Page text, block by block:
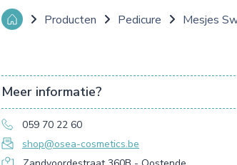
Producten Pedicure Mesjes
Meer informatie?
059 70 22 60
shop@osea-cosmetics.be